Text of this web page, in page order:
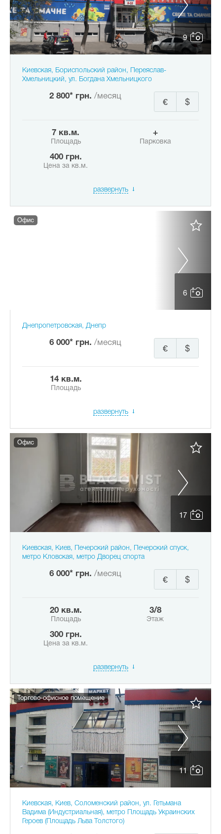
9
Киевская, Бориспольский район, Переяслав-
Хмельницкий, ул. Богдана Хмельницкого
2 800* грн. /месяц
$
€
7 кв.м.
Площадь
+
Парковка
400 грн.
Цена за кв.м.
развернуть
6
Офис
Днепропетровская, Днепр
6 000* грн. /месяц
$
€
14 кв.м.
Площадь
развернуть
17
Офис
Киевская, Киев, Печерский район, Печерский спуск,
метро Кловская, метро Дворец спорта
6 000* грн. /месяц
$
€
20 кв.м.
Площадь
3/8
Этаж
300 грн.
Цена за кв.м.
развернуть
11
Торгово-офисное помещение
Киевская, Киев, Соломенский район, ул. Гетьмана
Вадима (Индустриальная), метро Площадь Украинских
Героев (Площадь Льва Толстого)